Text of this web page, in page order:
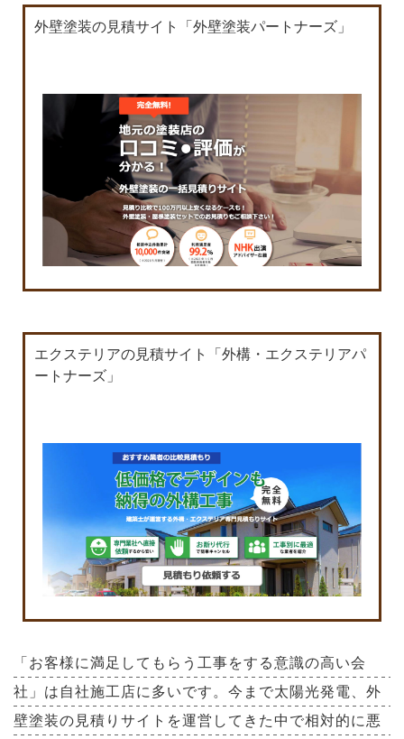
外壁塗装の見積サイト「外壁塗装パートナーズ」
エクステリアの見積サイト「外構・エクステリアパ
ートナーズ」
「お客様に満足してもらう工事をする意識の高い会
社」は自社施工店に多いです。今まで太陽光発電、外
壁塗装の見積りサイトを運営してきた中で相対的に悪